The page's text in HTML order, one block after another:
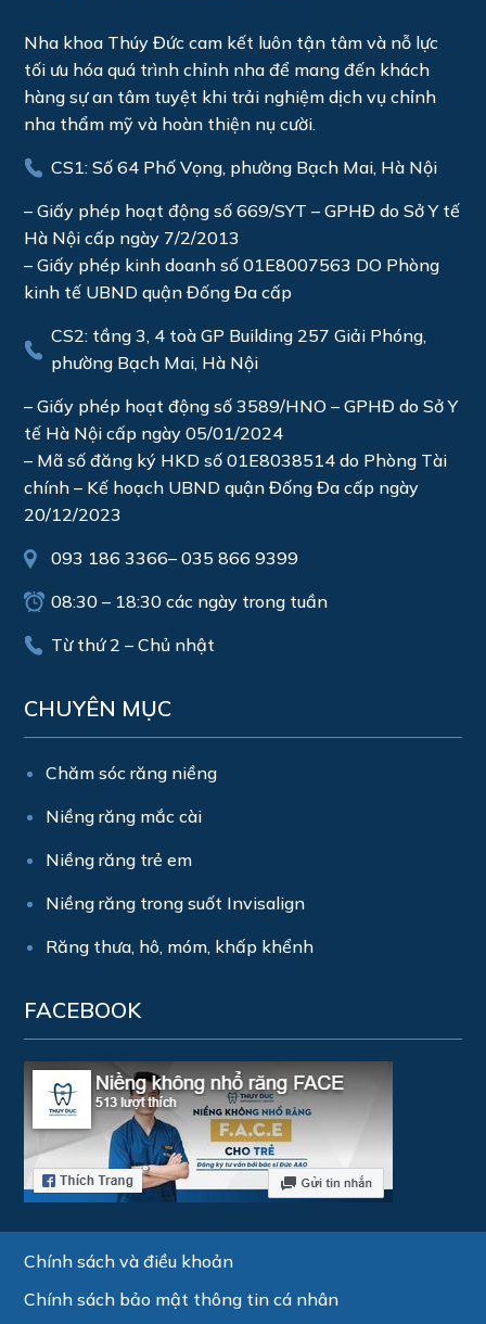
Nha khoa Thúy Đức cam kết luôn tận tâm và nỗ lực
tối ưu hóa quá trình chỉnh nha để mang đến khách
hàng sự an tâm tuyệt khi trải nghiệm dịch vụ chỉnh
nha thẩm mỹ và hoàn thiện nụ cười.
CS1: Số 64 Phố Vọng, phường Bạch Mai, Hà Nội
– Giấy phép hoạt động số 669/SYT – GPHĐ do Sở Y tế
Hà Nội cấp ngày 7/2/2013
– Giấy phép kinh doanh số 01E8007563 DO Phòng
kinh tế UBND quận Đống Đa cấp
CS2: tầng 3, 4 toà GP Building 257 Giải Phóng,
phường Bạch Mai, Hà Nội
– Giấy phép hoạt động số 3589/HNO – GPHĐ do Sở Y
tế Hà Nội cấp ngày 05/01/2024
– Mã số đăng ký HKD số 01E8038514 do Phòng Tài
chính – Kế hoạch UBND quận Đống Đa cấp ngày
20/12/2023
093 186 3366–035 866 9399
08:30 – 18:30 các ngày trong tuần
Từ thứ 2 – Chủ nhật
CHUYÊN MỤC
Chăm sóc răng niềng
Niềng răng mắc cài
Niềng răng trẻ em
Niềng răng trong suốt Invisalign
Răng thưa, hô, móm, khấp khểnh
FACEBOOK
Chính sách và điều khoản
Chính sách bảo mật thông tin cá nhân